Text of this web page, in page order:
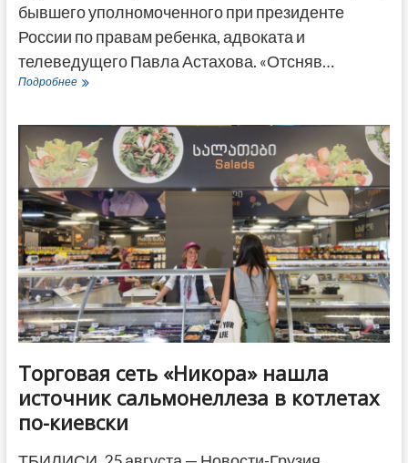
бывшего уполномоченного при президенте
России по правам ребенка, адвоката и
телеведущего Павла Астахова. «Отсняв…
ПодробнееПавла
впустили
в
Грузию
даже
транзитом
Торговая сеть «Никора» нашла
источник сальмонеллеза в котлетах
по-киевски